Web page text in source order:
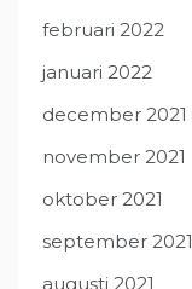
februari 2022
januari 2022
december 2021
november 2021
oktober 2021
september 2021
augusti 2021